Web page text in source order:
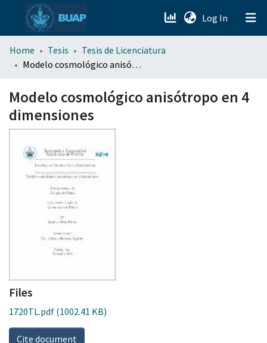
Log In (current)
menu.section.about_menu
Home Tesis
Tesis de Licenciatura
Modelo cosmológico anisótropo en 4 dimensiones
Modelo cosmológico anisótropo en 4
dimensiones
Files
1720TL.pdf (1002.41 KB)
Cite document